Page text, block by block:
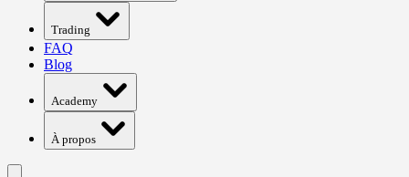
Trading
FAQ
Blog
Academy
À propos